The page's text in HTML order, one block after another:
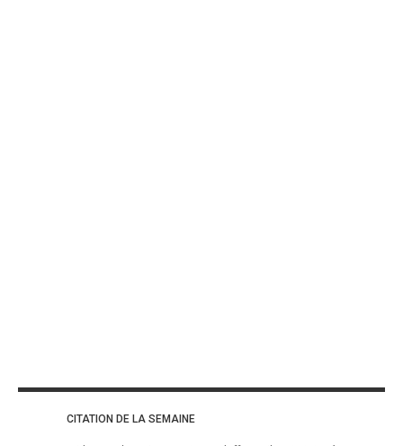
CITATION DE LA SEMAINE